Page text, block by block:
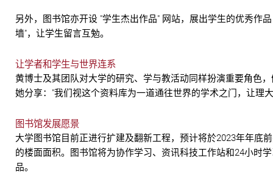
另外，图书馆亦开设 "学生杰出作品" 网站，展出学生的优秀作
墙"，让学生留言互勉。
让学者和学生与世界连系
黄博士及其团队对大学的研究、学与教活动同样扮演重要角色
她分享："我们视这个资料库为一道通往世界的学术之门，让理
图书馆发展愿景
大学图书馆目前正进行扩建及翻新工程，预计将於2023年年底
的楼面面积。图书馆将为协作学习、资讯科技工作站和24小时
品。